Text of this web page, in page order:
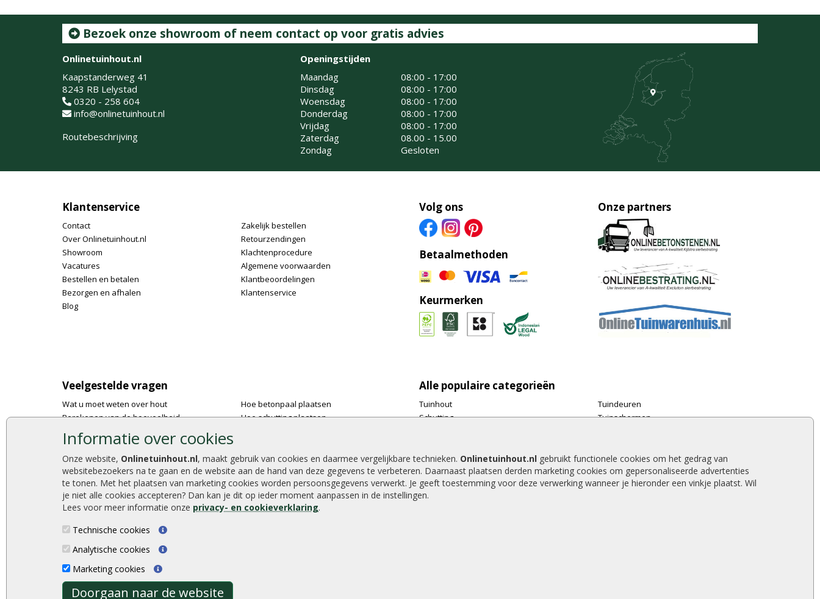
Informatie over cookies
Onze website, Onlinetuinhout.nl, maakt gebruik van cookies en daarmee vergelijkbare technieken. Onlinetuinhout.nl gebruikt functionele cookies om het gedrag van
websitebezoekers na te gaan en de website aan de hand van deze gegevens te verbeteren. Daarnaast plaatsen derden marketing cookies om gepersonaliseerde advertenties
te tonen. Met het plaatsen van marketing cookies worden persoonsgegevens verwerkt. Je geeft toestemming voor deze verwerking wanneer je hieronder een vinkje plaatst. Wil
je niet alle cookies accepteren? Dan kan je dit op ieder moment aanpassen in de instellingen.
Lees voor meer informatie onze privacy- en cookieverklaring.
Technische cookies
Analytische cookies
Marketing cookies
Doorgaan naar de website
Bezoek onze showroom of neem contact op voor gratis advies
Onlinetuinhout.nl
Kaapstanderweg 41
8243 RB Lelystad
0320 - 258 604
info@onlinetuinhout.nl
Routebeschrijving
Openingstijden
Maandag
08:00 - 17:00
Dinsdag
08:00 - 17:00
Woensdag
08:00 - 17:00
Donderdag
08:00 - 17:00
Vrijdag
08:00 - 17:00
Zaterdag
08.00 - 15.00
Zondag
Gesloten
Klantenservice
Contact
Over Onlinetuinhout.nl
Showroom
Vacatures
Bestellen en betalen
Bezorgen en afhalen
Blog
Zakelijk bestellen
Retourzendingen
Klachtenprocedure
Algemene voorwaarden
Klantbeoordelingen
Klantenservice
Volg ons
Betaalmethoden
Keurmerken
Onze partners
Veelgestelde vragen
Wat u moet weten over hout
Berekenen van de hoeveelheid
Foto's en voorbeelden
Montage
Gekeurd hout
De fundering van een vlonder leggen
Hoe zelf een houten overkapping maken
Hoe zelf een vlonder leggen
Hoe betonpaal plaatsen
Hoe schutting plaatsen
Stijlvolle houtsoorten voor in de tuin
Duurzame tuin
Welke palen voor een schapenhek
Alle populaire categorieën
Tuinhout
Schutting
Tuinhekken
Tuinhuizen
Blokhutten
Overkappingen
Tuindeuren
Tuinschermen
Douglas hout
Rabatdelen
Aanbiedingen
Onlinetuinhout.nl ©2026